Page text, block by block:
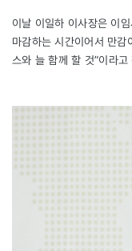
이날 이일하 이사장은 이
마감하는 시간이어서 만감
스와 늘 함께 할 것”이라고